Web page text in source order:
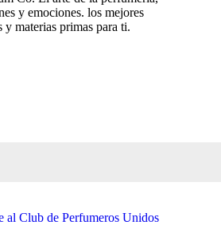
y emociones. los mejores
y materias primas para ti.
al Club de Perfumeros Unidos